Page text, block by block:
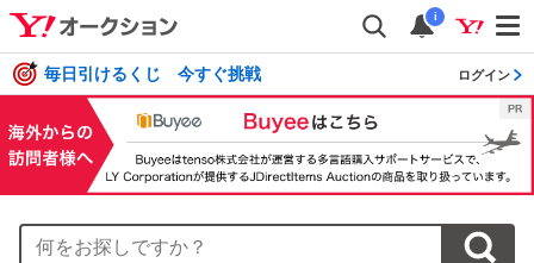
i
毎日引けるくじ 今すぐ挑戦 ログイン